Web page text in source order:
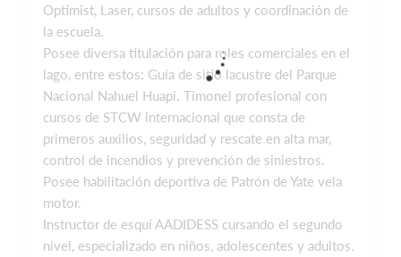
Optimist, Laser, cursos de adultos y coordinación de
la escuela.
Posee diversa titulación para roles comerciales en el
lago, entre estos: Guía de sitio lacustre del Parque
Nacional Nahuel Huapi. Timonel profesional con
cursos de STCW internacional que consta de
primeros auxilios, seguridad y rescate en alta mar,
control de incendios y prevención de siniestros.
Posee habilitación deportiva de Patrón de Yate vela
motor.
Instructor de esquí AADIDESS cursando el segundo
nivel, especializado en niños, adolescentes y adultos.